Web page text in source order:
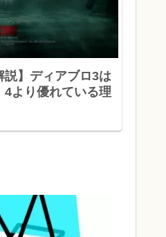
説】ディアブロ3は
より優れている理